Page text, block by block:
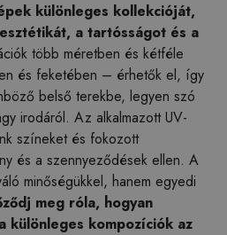
különleges kollekcióját,
a tartósságot és a
több méretben és kétféle
és feketében – érhetők el, így
belső terekbe, legyen szó
irodáról. Az alkalmazott UV-
színeket és fokozott
és a szennyeződések ellen. A
minőségükkel, hanem egyedi
meg róla, hogyan
különleges kompozíciók az